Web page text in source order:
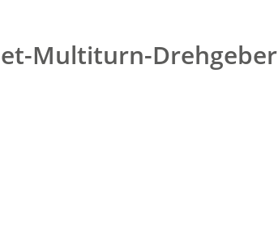
Multiturn-Drehgeber